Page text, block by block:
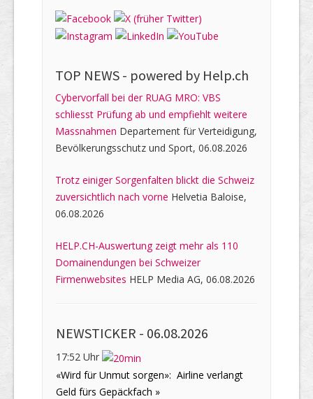
TOP NEWS - powered by Help.ch
Cybervorfall bei der RUAG MRO: VBS
schliesst Prüfung ab und empfiehlt weitere
Massnahmen Departement für Verteidigung,
Bevölkerungsschutz und Sport, 06.08.2026
Trotz einiger Sorgenfalten blickt die Schweiz
zuversichtlich nach vorne Helvetia Baloise,
06.08.2026
HELP.CH-Auswertung zeigt mehr als 110
Domainendungen bei Schweizer
Firmenwebsites HELP Media AG, 06.08.2026
NEWSTICKER - 06.08.2026
17:52 Uhr
«Wird für Unmut sorgen»: Airline verlangt
Geld fürs Gepäckfach »